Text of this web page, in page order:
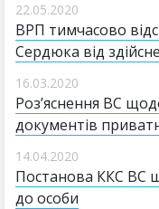
22.05.2020
ВРП тимчасово
Сердюка від
16.03.2020
Роз’яснення ВС
документів
14.04.2020
Постанова ККС ВС
до особи